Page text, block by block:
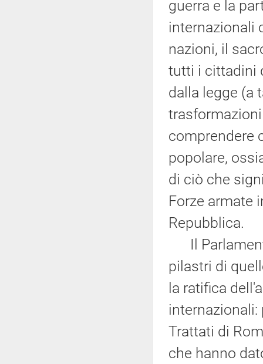
guerra e la
internazionali
nazioni, il
tutti i cittadini
dalla legge (a
comprendere
popolare,
di ciò che
Forze armate
Repubblica.
Il
pilastri di
la ratifica
Trattati di
che hanno